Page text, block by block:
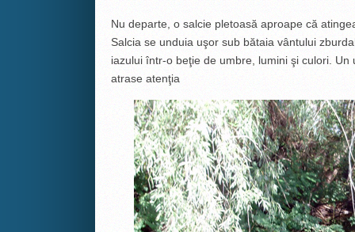
Nu departe, o salcie pletoasă aproape că
Salcia se unduia uşor sub bătaia vântului
iazului într-o beţie de umbre, lumini şi culori.
atrase atenţia